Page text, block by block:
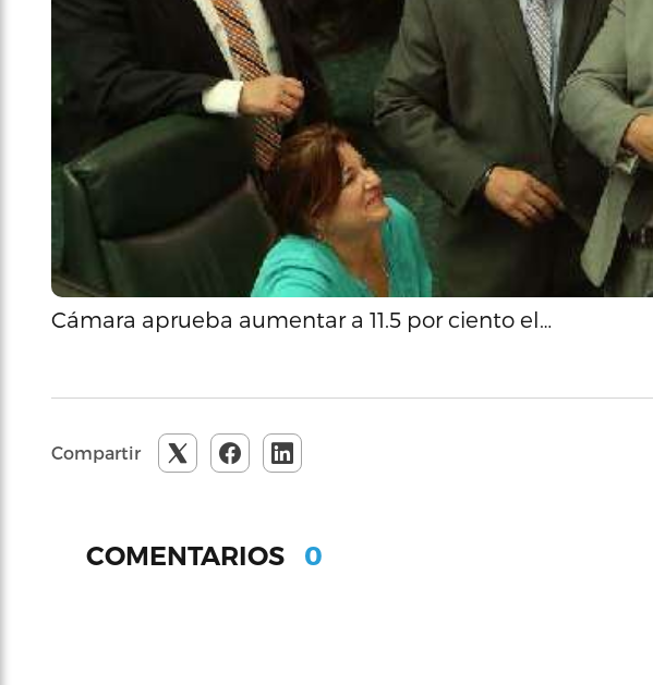
Cámara aprueba aumentar a 11.5 por ciento el…
Compartir
COMENTARIOS 0